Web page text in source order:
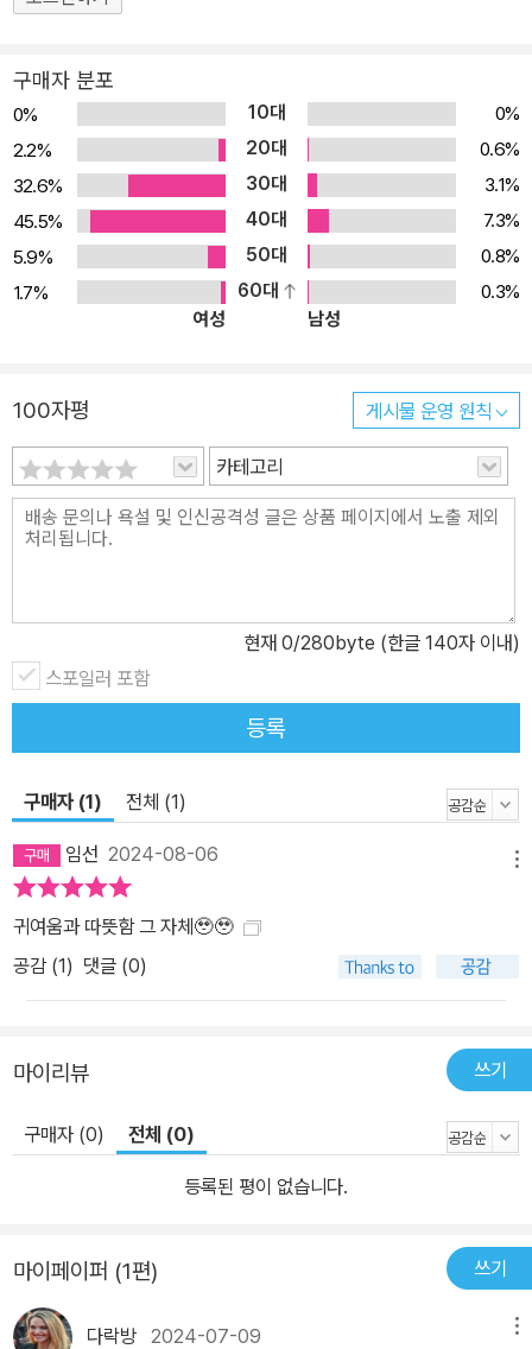
구매자 분포
0% 10대
0%
2.2%
20대
0.6%
32.6%
30대
3.1%
45.5%
40대
7.3%
5.9%
50대
0.8%
1.7%
60대
0.3%
여성
남성
100자평 게시물 운영 원칙
카테고리
현재 0/280byte (한글 140자 이내)
스포일러 포함
등록
구매자 (1) 전체 (1)
임선 2024-08-06
귀여움과 따뜻함 그 자체🥹🥹
공감 (1) 댓글 (0)
마이리뷰 쓰기
구매자 (0) 전체 (0)
등록된 평이 없습니다.
마이페이퍼 (1편) 쓰기
다락방 2024-07-09